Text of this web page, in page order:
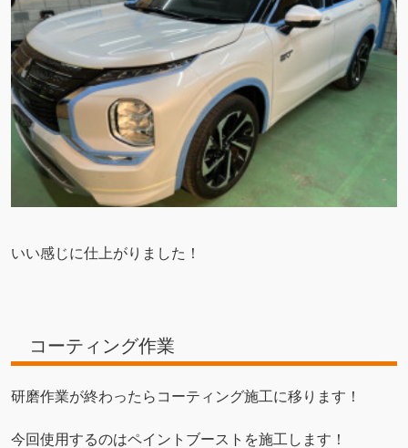
いい感じに仕上がりました！
コーティング作業
研磨作業が終わったらコーティング施工に移ります！
今回使用するのはペイントブーストを施工します！